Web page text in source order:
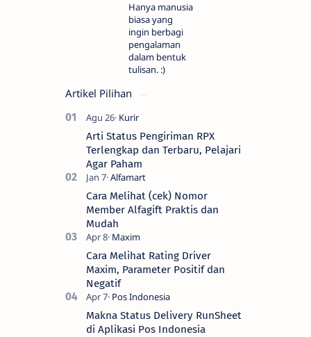
Hanya manusia
biasa yang
ingin berbagi
pengalaman
dalam bentuk
tulisan. :)
Artikel Pilihan
Arti Status Pengiriman RPX
Terlengkap dan Terbaru, Pelajari
Agar Paham
Cara Melihat (cek) Nomor
Member Alfagift Praktis dan
Mudah
Cara Melihat Rating Driver
Maxim, Parameter Positif dan
Negatif
Makna Status Delivery RunSheet
di Aplikasi Pos Indonesia